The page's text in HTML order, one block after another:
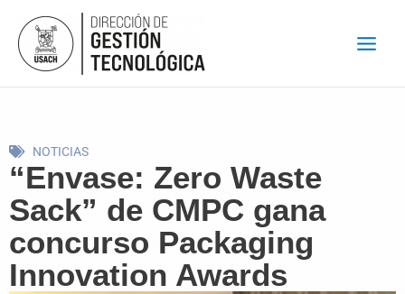
contenido
NOTICIAS
“Envase: Zero Waste
Sack” de CMPC gana
concurso Packaging
Innovation Awards